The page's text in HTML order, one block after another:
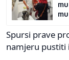
Spursi prave
namjeru pustiti